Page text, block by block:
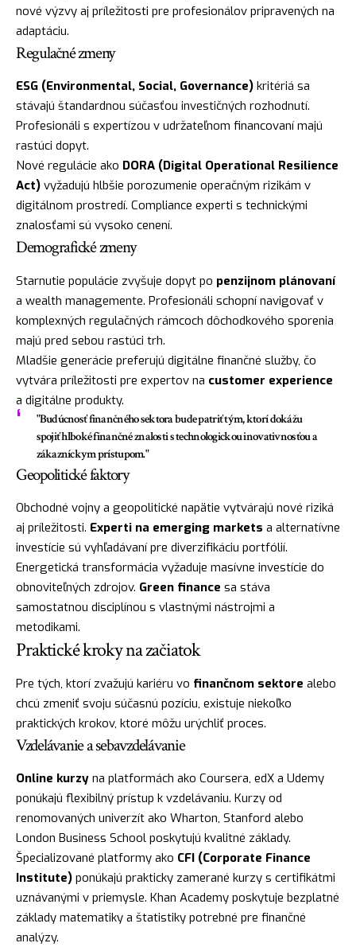
nové výzvy aj príležitosti pre profesionálov pripravených na
adaptáciu.
Regulačné zmeny
ESG (Environmental, Social, Governance) kritériá sa
stávajú štandardnou súčasťou investičných rozhodnutí.
Profesionáli s expertízou v udržateľnom financovaní majú
rastúci dopyt.
Nové regulácie ako DORA (Digital Operational Resilience
Act) vyžadujú hlbšie porozumenie operačným rizikám v
digitálnom prostredí. Compliance experti s technickými
znalosťami sú vysoko cenení.
Demografické zmeny
Starnutie populácie zvyšuje dopyt po penzijnom plánovaní
a wealth managemente. Profesionáli schopní navigovať v
komplexných regulačných rámcoch dôchodkového sporenia
majú pred sebou rastúci trh.
Mladšie generácie preferujú digitálne finančné služby, čo
vytvára príležitosti pre expertov na customer experience
a digitálne produkty.
"Budúcnosť finančného sektora bude patriť tým, ktorí dokážu
spojiť hlboké finančné znalosti s technologickou inovativnosťou a
zákazníckym prístupom."
Geopolitické faktory
Obchodné vojny a geopolitické napätie vytvárajú nové riziká
aj príležitosti. Experti na emerging markets a alternatívne
investície sú vyhľadávaní pre diverzifikáciu portfólií.
Energetická transformácia vyžaduje masívne investície do
obnoviteľných zdrojov. Green finance sa stáva
samostatnou disciplínou s vlastnými nástrojmi a
metodikami.
Praktické kroky na začiatok
Pre tých, ktorí zvažujú kariéru vo finančnom sektore alebo
chcú zmeniť svoju súčasnú pozíciu, existuje niekoľko
praktických krokov, ktoré môžu urýchliť proces.
Vzdelávanie a sebavzdelávanie
Online kurzy na platformách ako Coursera, edX a Udemy
ponúkajú flexibilný prístup k vzdelávaniu. Kurzy od
renomovaných univerzít ako Wharton, Stanford alebo
London Business School poskytujú kvalitné základy.
Špecializované platformy ako CFI (Corporate Finance
Institute) ponúkajú prakticky zamerané kurzy s certifikátmi
uznávanými v priemysle. Khan Academy poskytuje bezplatné
základy matematiky a štatistiky potrebné pre finančné
analýzy.